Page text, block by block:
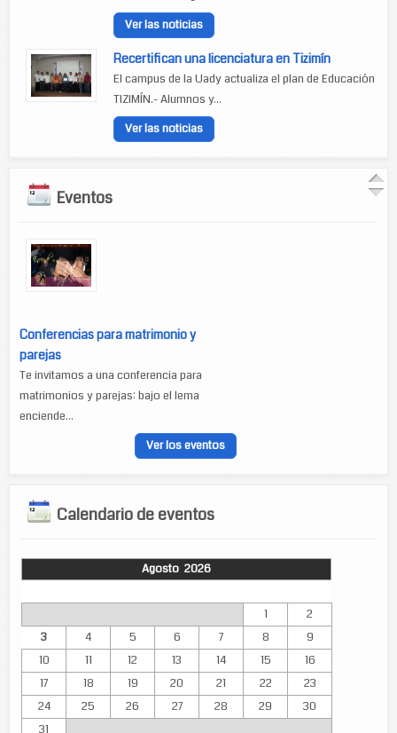
Ver las noticias
Recertifican una licenciatura en Tizimín
El campus de la Uady actualiza el plan de Educación
TIZIMÍN.- Alumnos y...
Ver las noticias
Eventos
Conferencias para matrimonio y
parejas
Te invitamos a una conferencia para
matrimonios y parejas: bajo el lema
enciende...
Ver los eventos
Calendario de eventos
Agosto 2026
1
2
3
4 5 6 7 8
9
10
11 12 13 14 15
16
17
18 19 20 21 22
23
24
25 26 27 28 29
30
31